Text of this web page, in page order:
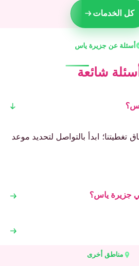
كل الخدمات
أسئلة عن جزيرة ياس
أسئلة شائعة
ابدأ بالتواصل لتحديد موعد
جزيرة ياس؟
مناطق أخرى